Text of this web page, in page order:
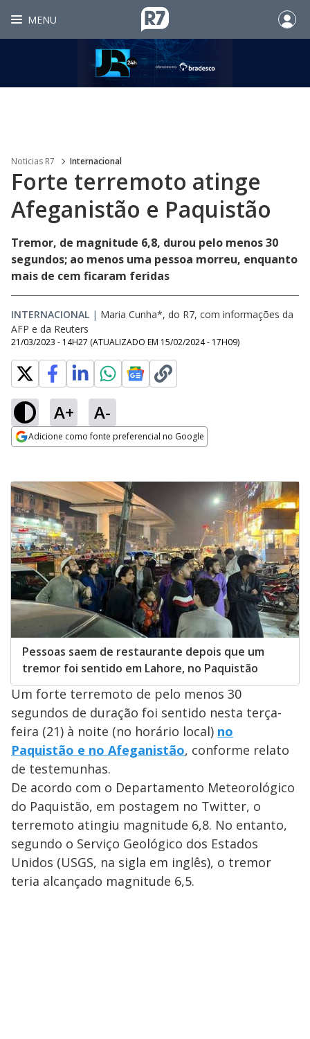
MENU
Noticias R7 Internacional
Forte terremoto atinge
Afeganistão e Paquistão
Tremor, de magnitude 6,8, durou pelo menos 30
segundos; ao menos uma pessoa morreu, enquanto
mais de cem ficaram feridas
INTERNACIONAL | Maria Cunha*, do R7, com informações da
AFP e da Reuters
21/03/2023 - 14H27 (ATUALIZADO EM 15/02/2024 - 17H09)
A+ A-
Adicione como fonte preferencial no Google
Pessoas saem de restaurante depois que um
tremor foi sentido em Lahore, no Paquistão
Um forte terremoto de pelo menos 30
segundos de duração foi sentido nesta terça-
feira (21) à noite (no horário local) no
Paquistão e no Afeganistão, conforme relato
de testemunhas.
De acordo com o Departamento Meteorológico
do Paquistão, em postagem no Twitter, o
terremoto atingiu magnitude 6,8. No entanto,
segundo o Serviço Geológico dos Estados
Unidos (USGS, na sigla em inglês), o tremor
teria alcançado magnitude 6,5.